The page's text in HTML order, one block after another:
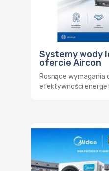
Systemy wody
ofercie Aircon
Rosnące wymagania
efektywności